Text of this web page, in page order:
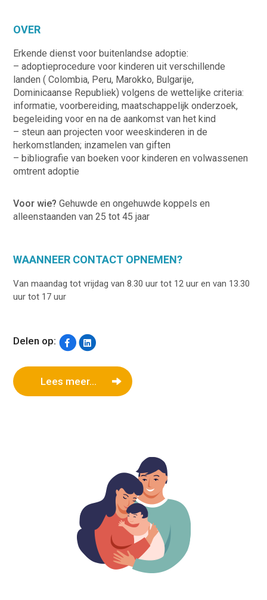
OVER
Erkende dienst voor buitenlandse adoptie:
– adoptieprocedure voor kinderen uit verschillende
landen ( Colombia, Peru, Marokko, Bulgarije,
Dominicaanse Republiek) volgens de wettelijke criteria:
informatie, voorbereiding, maatschappelijk onderzoek,
begeleiding voor en na de aankomst van het kind
– steun aan projecten voor weeskinderen in de
herkomstlanden; inzamelen van giften
– bibliografie van boeken voor kinderen en volwassenen
omtrent adoptie
Voor wie? Gehuwde en ongehuwde koppels en
alleenstaanden van 25 tot 45 jaar
WAANNEER CONTACT OPNEMEN?
Van maandag tot vrijdag van 8.30 uur tot 12 uur en van 13.30
uur tot 17 uur
Delen op:
Lees meer...